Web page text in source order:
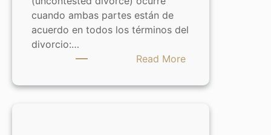
cuando ambas partes están de
acuerdo en todos los términos del
divorcio:…
Read More:
es